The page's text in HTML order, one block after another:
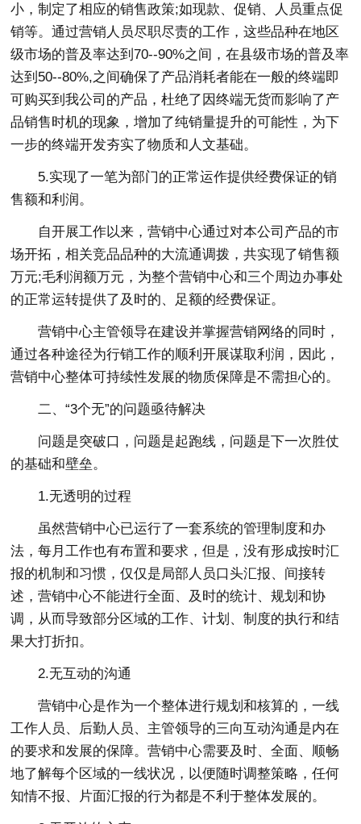
小，制定了相应的销售政策;如现款、促销、人员重点促
销等。通过营销人员尽职尽责的工作，这些品种在地区
级市场的普及率达到70--90%之间，在县级市场的普及率
达到50--80%,之间确保了产品消耗者能在一般的终端即
可购买到我公司的产品，杜绝了因终端无货而影响了产
品销售时机的现象，增加了纯销量提升的可能性，为下
一步的终端开发夯实了物质和人文基础。
5.实现了一笔为部门的正常运作提供经费保证的销
售额和利润。
自开展工作以来，营销中心通过对本公司产品的市
场开拓，相关竞品品种的大流通调拨，共实现了销售额
万元;毛利润额万元，为整个营销中心和三个周边办事处
的正常运转提供了及时的、足额的经费保证。
营销中心主管领导在建设并掌握营销网络的同时，
通过各种途径为行销工作的顺利开展谋取利润，因此，
营销中心整体可持续性发展的物质保障是不需担心的。
二、“3个无”的问题亟待解决
问题是突破口，问题是起跑线，问题是下一次胜仗
的基础和壁垒。
1.无透明的过程
虽然营销中心已运行了一套系统的管理制度和办
法，每月工作也有布置和要求，但是，没有形成按时汇
报的机制和习惯，仅仅是局部人员口头汇报、间接转
述，营销中心不能进行全面、及时的统计、规划和协
调，从而导致部分区域的工作、计划、制度的执行和结
果大打折扣。
2.无互动的沟通
营销中心是作为一个整体进行规划和核算的，一线
工作人员、后勤人员、主管领导的三向互动沟通是内在
的要求和发展的保障。营销中心需要及时、全面、顺畅
地了解每个区域的一线状况，以便随时调整策略，任何
知情不报、片面汇报的行为都是不利于整体发展的。